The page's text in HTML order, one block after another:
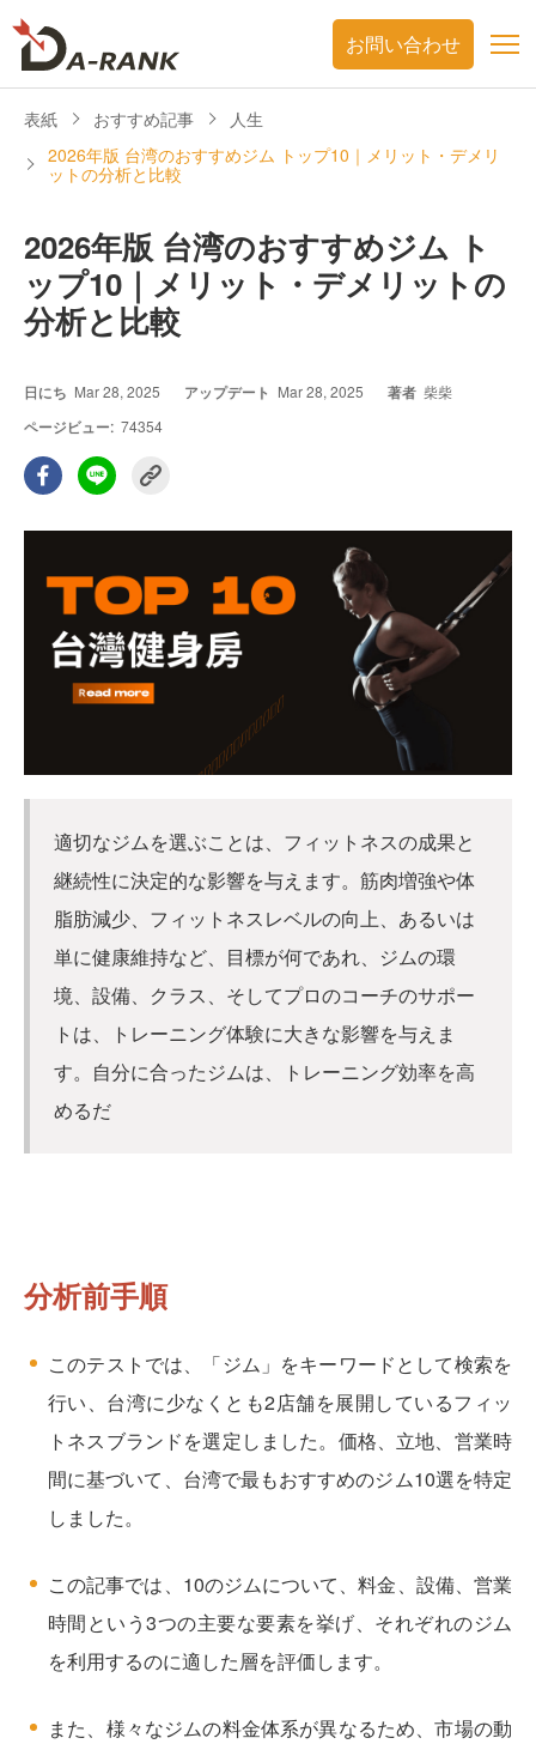
お問い合わせ
表紙 おすすめ記事
人生
2026年版 台湾のおすすめジム トップ10｜メリット・デメリ
ットの分析と比較
2026年版 台湾のおすすめジム ト
ップ10｜メリット・デメリットの
分析と比較
日にち Mar 28, 2025 アップデート Mar 28, 2025 著者 柴柴
ページビュー: 74354
適切なジムを選ぶことは、フィットネスの成果と
継続性に決定的な影響を与えます。筋肉増強や体
脂肪減少、フィットネスレベルの向上、あるいは
単に健康維持など、目標が何であれ、ジムの環
境、設備、クラス、そしてプロのコーチのサポー
トは、トレーニング体験に大きな影響を与えま
す。自分に合ったジムは、トレーニング効率を高
めるだ
分析前手順
このテストでは、「ジム」をキーワードとして検索を
行い、台湾に少なくとも2店舗を展開しているフィッ
トネスブランドを選定しました。価格、立地、営業時
間に基づいて、台湾で最もおすすめのジム10選を特定
しました。
この記事では、10のジムについて、料金、設備、営業
時間という3つの主要な要素を挙げ、それぞれのジム
を利用するのに適した層を評価します。
また、様々なジムの料金体系が異なるため、市場の動